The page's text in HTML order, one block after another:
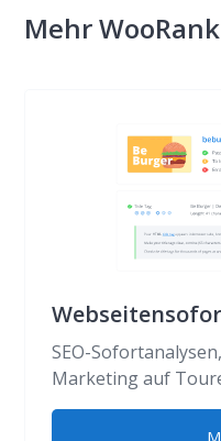
Mehr
SEO-
Marketing auf